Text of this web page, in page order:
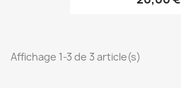
Affichage 1-3 de 3 article(s)